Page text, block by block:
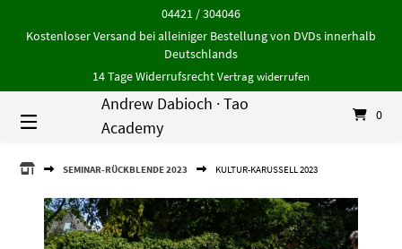
Inhalt
04421 / 304046
Kostenloser Versand bei alleiniger Bestellung von DVDs innerhalb
Deutschlands
14 Tage WiderrufsrechtVertrag widerrufen
Andrew Dabioch · Tao
Academy
0
ANDREW
TAO
ACADEMY
SEMINAR-RÜCKBLENDE 2023 KULTUR-KARUSSELL 2023